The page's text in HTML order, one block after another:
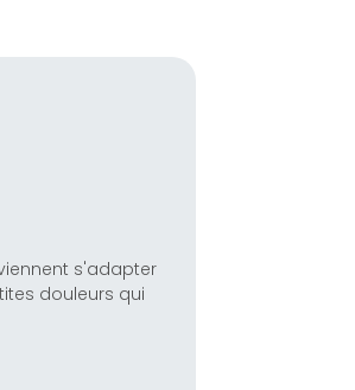
s'adapter
douleurs qui